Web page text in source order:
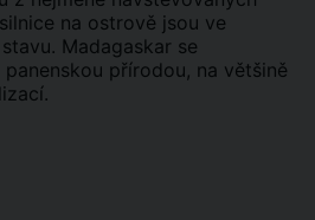
na ostrově jsou ve
Madagaskar se
přírodou, na většině